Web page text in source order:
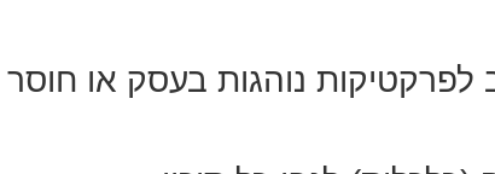
לפרקטיקות נוהגות בעסק או חוסר